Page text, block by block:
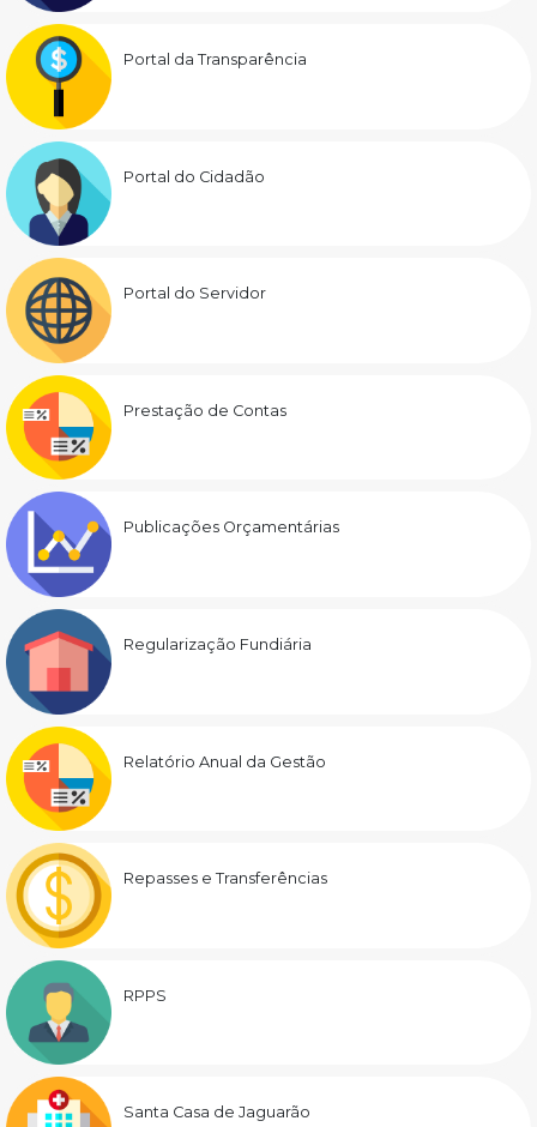
Portal da Transparência
Portal do Cidadão
Portal do Servidor
Prestação de Contas
Publicações Orçamentárias
Regularização Fundiária
Relatório Anual da Gestão
Repasses e Transferências
RPPS
Santa Casa de Jaguarão